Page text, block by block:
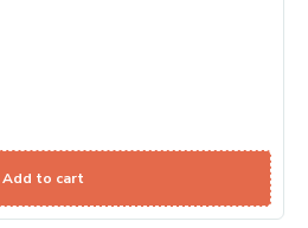
Add to cart